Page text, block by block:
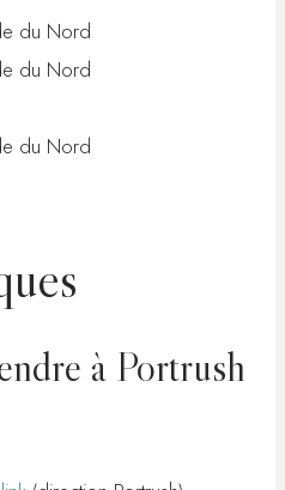
à Portrush